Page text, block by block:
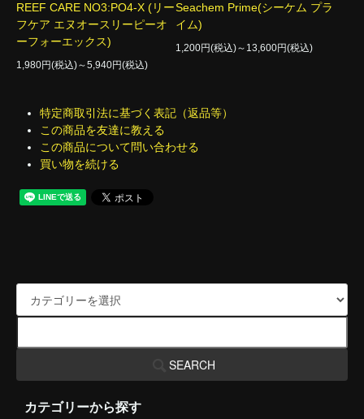
REEF CARE NO3:PO4-X (リー
フケア エヌオースリーピーオ
ーフォーエックス)
1,980円(税込)～5,940円(税込)
Seachem Prime(シーケム プラ
イム)
1,200円(税込)～13,600円(税込)
特定商取引法に基づく表記（返品等）
この商品を友達に教える
この商品について問い合わせる
買い物を続ける
SEARCH
カテゴリーから探す